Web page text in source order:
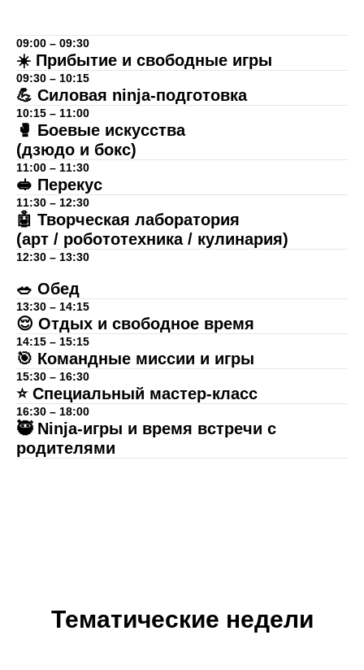
09:00 – 09:30
☀️ Прибытие и свободные игры
09:30 – 10:15
💪 Силовая ninja-подготовка
10:15 – 11:00
🥊 Боевые искусства
(дзюдо и бокс)
11:00 – 11:30
🥪 Перекус
11:30 – 12:30
🤖 Творческая лаборатория
(арт / робототехника / кулинария)
12:30 – 13:30
🥗 Обед
13:30 – 14:15
😌 Отдых и свободное время
14:15 – 15:15
🎯 Командные миссии и игры
15:30 – 16:30
⭐ Специальный мастер-класс
16:30 – 18:00
🥷 Ninja-игры и время встречи с
родителями
Тематические недели